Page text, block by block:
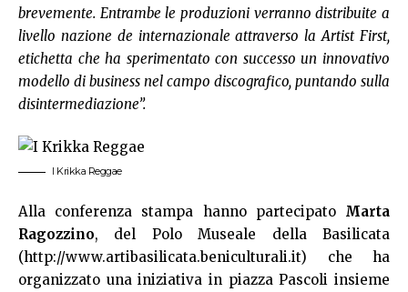
brevemente. Entrambe le produzioni verranno distribuite a
livello nazione de internazionale attraverso la Artist First,
etichetta che ha sperimentato con successo un innovativo
modello di business nel campo discografico, puntando sulla
disintermediazione”.
I Krikka Reggae
Alla conferenza stampa hanno partecipato Marta
Ragozzino, del Polo Museale della Basilicata
(http://www.artibasilicata.beniculturali.it) che ha
organizzato una iniziativa in piazza Pascoli insieme